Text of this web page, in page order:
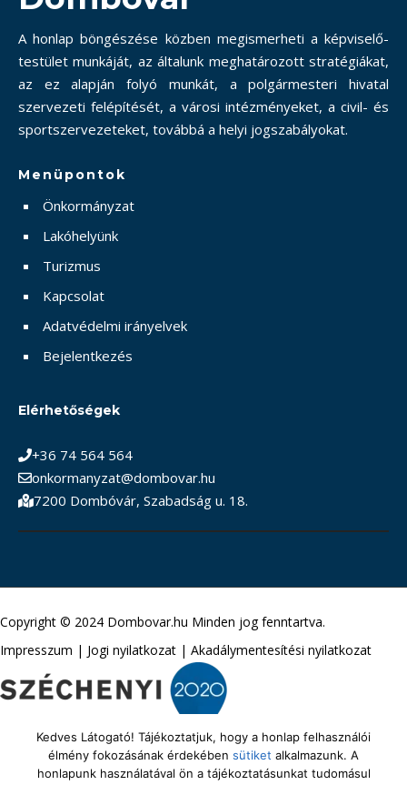
A honlap böngészése közben megismerheti a képviselő-
testület munkáját, az általunk meghatározott stratégiákat,
az ez alapján folyó munkát, a polgármesteri hivatal
szervezeti felépítését, a városi intézményeket, a civil- és
sportszervezeteket, továbbá a helyi jogszabályokat.
Menüpontok
Önkormányzat
Lakóhelyünk
Turizmus
Kapcsolat
Adatvédelmi irányelvek
Bejelentkezés
Elérhetőségek
+36 74 564 564
onkormanyzat@dombovar.hu
7200 Dombóvár, Szabadság u. 18.
Copyright © 2024 Dombovar.hu Minden jog fenntartva.
Impresszum | Jogi nyilatkozat | Akadálymentesítési nyilatkozat
Kedves Látogató! Tájékoztatjuk, hogy a honlap felhasználói
élmény fokozásának érdekében sütiket alkalmazunk. A
honlapunk használatával ön a tájékoztatásunkat tudomásul